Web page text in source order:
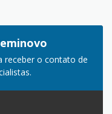
receber o contato de